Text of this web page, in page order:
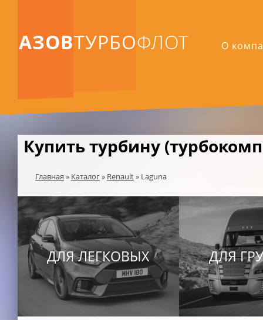
АЗОВТУРБОФЛОТ О
Купить турбину
Главная » Каталог» Renault» Laguna
ДЛЯ ЛЕГКОВЫХ ДЛЯ